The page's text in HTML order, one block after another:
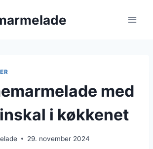
med
i køkkenet
29. november 2024